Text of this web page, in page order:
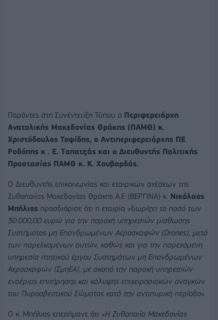
Παρόντες στη Συνέντευξη Τύπου ο Περιφερειάρχη
Ανατολικής Μακεδονίας Θράκης (ΠΑΜΘ) κ.
Χριστόδουλος Τοψίδης, ο Αντιπεριφερειάρχης ΠΕ
Ροδόπης κ . Ε. Tαπατζάς και ο Διευθυντής Πολιτικής
Προστασίας ΠΑΜΘ κ. Κ. Χουβαρδάς.
Ο Διευθυντής επικοινωνίας και εταιρικών σχέσεων της
Ζυθοποιίας Μακεδονίας Θράκης Α.Ε (ΒΕΡΓΙΝΑ) κ. Νικόλαος
Μπήλιος προσδιόρισε ότι η εταιρία «δωρίζει το ποσό των
30.000,00 ευρώ για την παροχή υπηρεσιών μίσθωσης
Συστήματος μη Επανδρωμένων Αεροσκαφών (Drones), μετά
των παρελκομένων αυτών, καθώς και για την παρεχόμενη
υπηρεσία πτητικού έργου Συστημάτων μη Επανδρωμένων
Αεροσκαφών (ΣμηΕΑ), με σκοπό την παροχή υπηρεσιών
εναέριας επιτήρησης και κάλυψης επιχειρησιακών αναγκών
του Πυροσβεστικού Σώματος κατά την αντιπυρική περίοδο».
Ο κ. Μπήλιος επεσήμανε ότι «Η Ζυθοποιία Μακεδονίας